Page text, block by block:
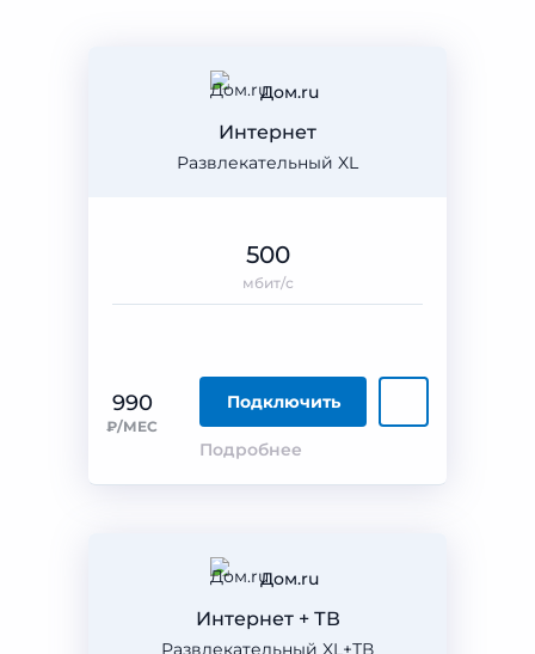
Дом.ru
Развлекательный XL
Интернет
990
₽/МЕС
Подключить
Подробнее
500
мбит/с
Дом.ru
Развлекательный XL+ТВ
Интернет + ТВ